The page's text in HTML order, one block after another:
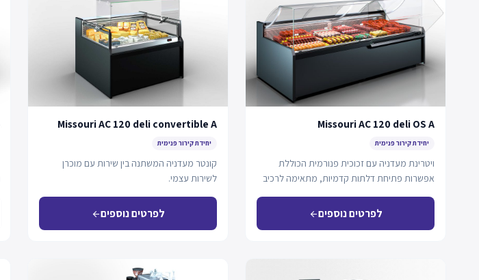
Missouri AC 120 deli OS A
יחידת קירור פנימית
ויטרינת מעדניה עם זכוכית פנורמית הכוללת
אפשרות פתיחת דלתות קדמיות, מתאימה לרכיב
לפרטים נוספיםarrow_back
Missouri AC 120 deli convertible A
יחידת קירור פנימית
קונטר מעדניה המשתנה בין שירות עם מוכרן
לשירות עצמי.
לפרטים נוספיםarrow_back